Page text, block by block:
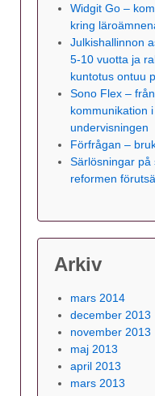
Widgit Go –
kring
Julkishallinnon
5-10 vuotta ja
kuntotus ontuu
Sono Flex –
kommunikation
undervisningen
Förfrågan –
Särlösningar på
reformen
Arkiv
mars 2014
december 2013
november 2013
maj 2013
april 2013
mars 2013